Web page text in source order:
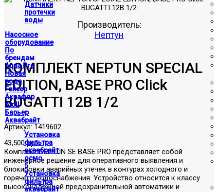
Датчики
протечки
воды
Насосное
оборудование
По
брендам
Aqua Pro
Новая
вода
Гейзер
Аквафор
Atoll
Барьер
Аквабрайт
Установка
фильтра
аквабрайт
осмо
5
Установка
фильтра
аквабрайт
Производитель:
Нептун
КОМПЛЕКТ NEPTUN SPECIAL
EDITION, BASE PRO Click
BUGATTI 12В 1/2
Артикул: 1419602
43,500 руб
Комплект NEPTUN SE BASE PRO представляет собой
инженерное решение для оперативного выявления и
блокировки аварийных утечек в контурах холодного и
горячего водоснабжения. Устройство относится к классу
высоконадежной предохранительной автоматики и